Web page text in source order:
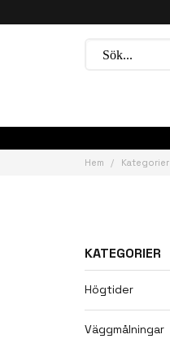
Hem Kategorier
KATEGORIER
Högtider
Väggmålningar